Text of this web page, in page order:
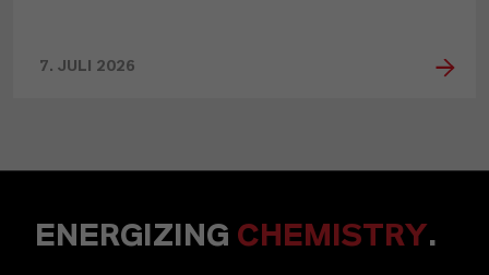
7. JULI 2026
ENERGIZING CHEMISTRY.